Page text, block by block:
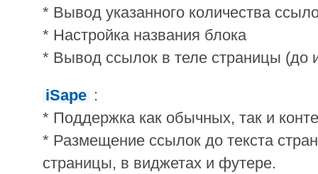
* Вывод указанного количества
* Настройка названия блока
* Вывод ссылок в теле страницы (до
iSape :
* Поддержка как обычных, так и
* Размещение ссылок до текста
страницы, в виджетах и футере.